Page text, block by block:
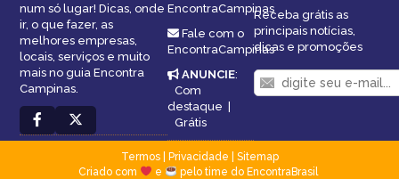
num só lugar! Dicas, onde
ir, o que fazer, as
melhores empresas,
locais, serviços e muito
mais no guia Encontra
Campinas.
EncontraCampinas
Fale com o
EncontraCampinas
ANUNCIE:
Com
destaque |
Grátis
Receba grátis as
principais notícias,
dicas e promoções
Termos| Privacidade
Sitemap
Criado com
e pelo time do EncontraBrasil